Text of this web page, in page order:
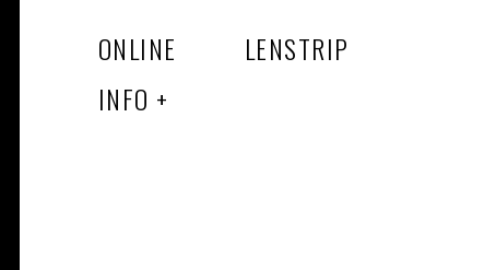
ONLINE
LENSTRIP
INFO